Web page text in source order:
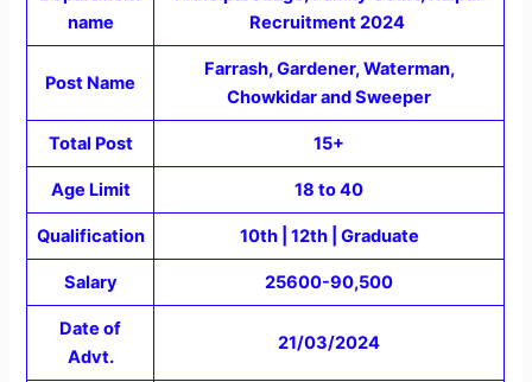
name
Recruitment 2024
Post Name
Farrash, Gardener, Waterman,
Chowkidar and Sweeper
Total Post 15+
Age Limit 18 to 40
Qualification 10th | 12th | Graduate
Salary 25600-90,500
Date of
Advt.
21/03/2024